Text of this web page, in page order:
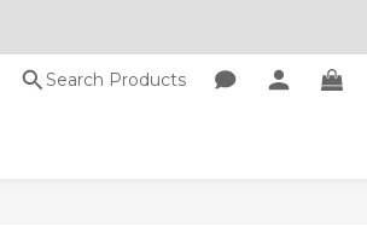
Search Products